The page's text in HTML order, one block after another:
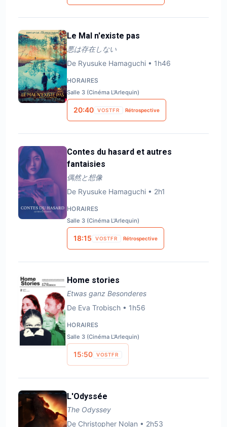
Le Mal n'existe pas
悪は存在しない
De Ryusuke Hamaguchi • 1h46
HORAIRES
Salle 3 (Cinéma L'Arlequin)
20:40 VOSTFR Rétrospective
Contes du hasard et autres
fantaisies
偶然と想像
De Ryusuke Hamaguchi • 2h1
HORAIRES
Salle 3 (Cinéma L'Arlequin)
18:15 VOSTFR Rétrospective
Home stories
Etwas ganz Besonderes
De Eva Trobisch • 1h56
HORAIRES
Salle 3 (Cinéma L'Arlequin)
15:50 VOSTFR
L'Odyssée
The Odyssey
De Christopher Nolan • 2h53